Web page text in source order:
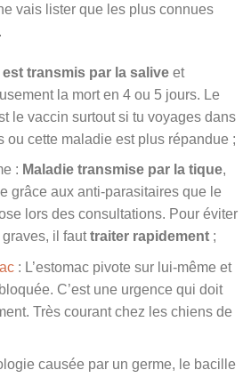
vais lister que les plus connues
transmis par la saliveet
la mort en 4 ou 5 jours. Le
le vaccin surtout si tu voyages dans
ou cette maladie est plus répandue ;
: Maladie transmise par la tique,
grâce aux anti-parasitaires que le
lors des consultations. Pour éviter
il fauttraiter rapidement;
: L’estomac pivote sur lui-même et
C’est une urgence qui doit
Très courant chez les chiens de
causée par un germe, le bacille